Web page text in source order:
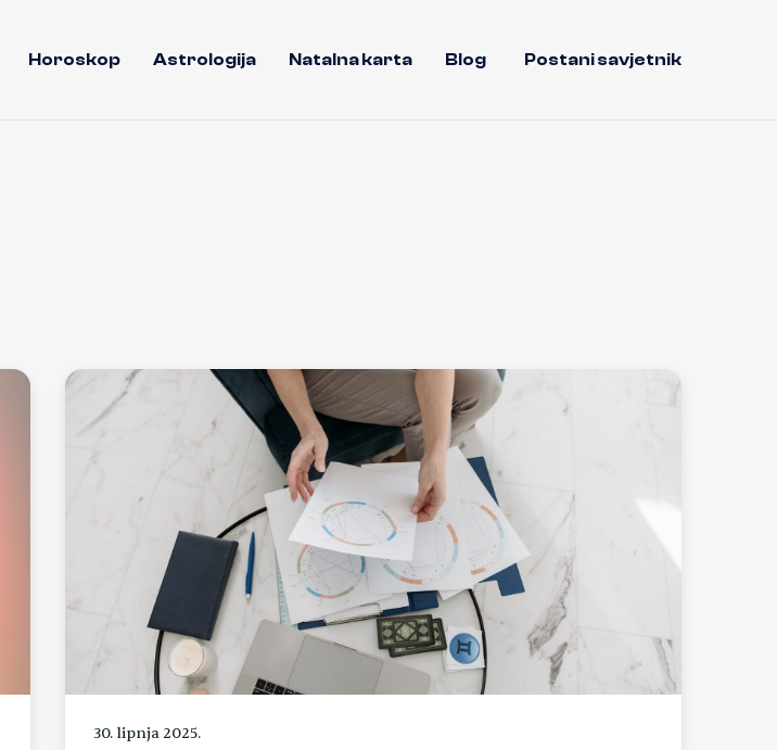
Horoskop Astrologija Natalna karta Blog Postani savjetnik
30. lipnja 2025.